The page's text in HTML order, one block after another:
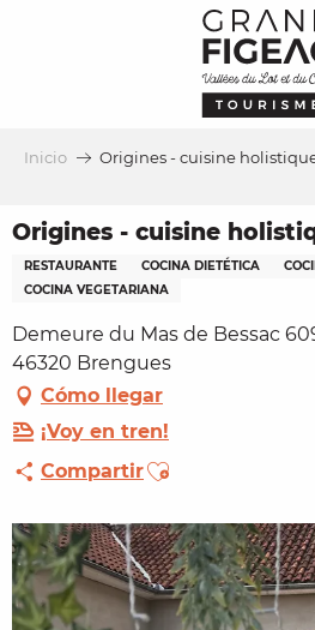
Inicio Origines - cuisine
Origines - cuisine
RESTAURANTE COCINA DIETÉTICA
COCINA VEGETARIANA
Demeure du Mas de Bessac
46320 Brengues
Cómo llegar
¡Voy en tren!
CompartirAjouter aux favoris